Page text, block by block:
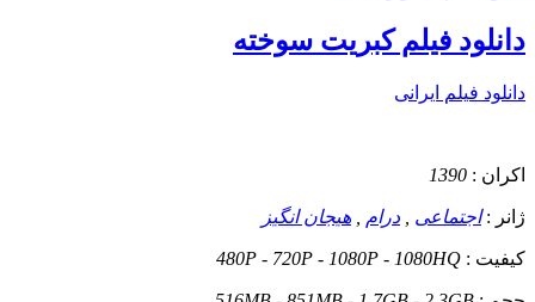
دانلود فیلم کبریت سوخته
دانلود فیلم ایرانی
اکران : 1390
ژانر :اجتماعی درام هیجان انگیز
کیفیت : 480P - 720P - 1080P - 1080HQ